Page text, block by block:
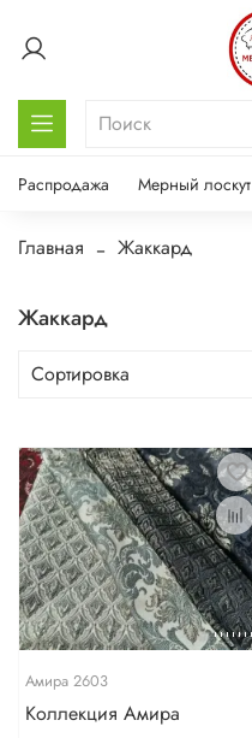
Распродажа Мерный лоскут
Главная Жаккард
Жаккард
Амира 2603
Коллекция Амира